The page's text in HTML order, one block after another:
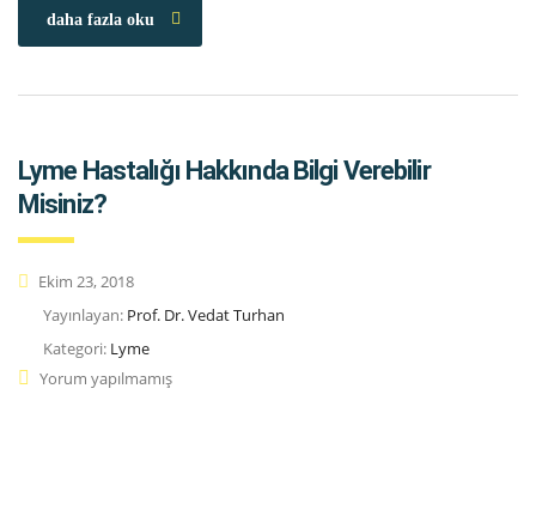
daha fazla oku
Lyme Hastalığı Hakkında Bilgi Verebilir
Misiniz?
Ekim 23, 2018
Yayınlayan: Prof. Dr. Vedat Turhan
Kategori: Lyme
Yorum yapılmamış